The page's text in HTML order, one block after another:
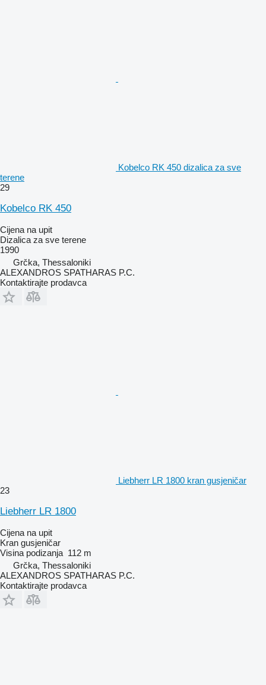
Kobelco RK 450 dizalica za sve
terene
29
Kobelco RK 450
Cijena na upit
Dizalica za sve terene
1990
Grčka, Thessaloniki
ALEXANDROS SPATHARAS P.C.
Kontaktirajte prodavca
Liebherr LR 1800 kran gusjeničar
23
Liebherr LR 1800
Cijena na upit
Kran gusjeničar
Visina podizanja 112 m
Grčka, Thessaloniki
ALEXANDROS SPATHARAS P.C.
Kontaktirajte prodavca